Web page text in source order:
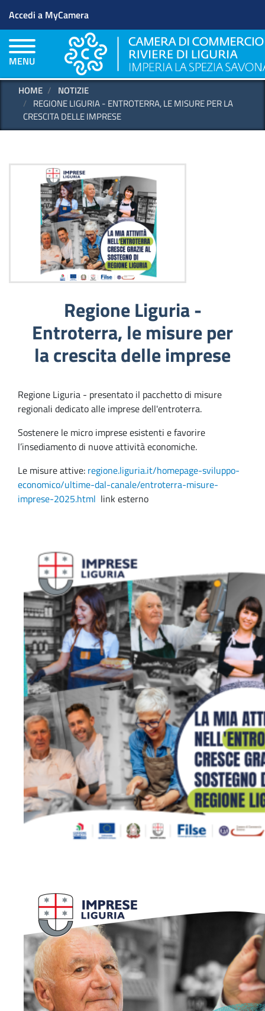
contenuto
principale
Menu profilo utente
Accedi a MyCamera
MENU
HOME
NOTIZIE
REGIONE LIGURIA - ENTROTERRA, LE MISURE PER LA
CRESCITA DELLE IMPRESE
Regione Liguria -
Entroterra, le misure per
la crescita delle imprese
Regione Liguria - presentato il pacchetto di misure
regionali dedicato alle imprese dell'entroterra.
Sostenere le micro imprese esistenti e favorire
l’insediamento di nuove attività economiche.
Le misure attive: regione.liguria.it/homepage-sviluppo-
economico/ultime-dal-canale/entroterra-misure-
imprese-2025.html link esterno